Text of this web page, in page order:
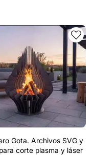
Gota. Archivos SVG y
corte plasma y láser